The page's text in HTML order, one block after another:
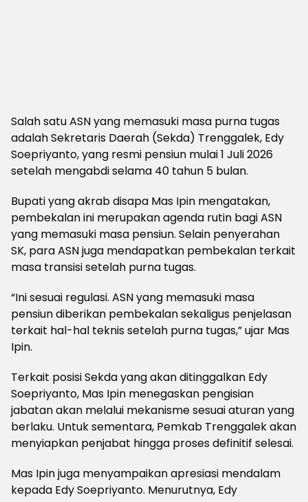
Salah satu ASN yang memasuki masa purna tugas
adalah Sekretaris Daerah (Sekda) Trenggalek, Edy
Soepriyanto, yang resmi pensiun mulai 1 Juli 2026
setelah mengabdi selama 40 tahun 5 bulan.
Bupati yang akrab disapa Mas Ipin mengatakan,
pembekalan ini merupakan agenda rutin bagi ASN
yang memasuki masa pensiun. Selain penyerahan
SK, para ASN juga mendapatkan pembekalan terkait
masa transisi setelah purna tugas.
“Ini sesuai regulasi. ASN yang memasuki masa
pensiun diberikan pembekalan sekaligus penjelasan
terkait hal-hal teknis setelah purna tugas,” ujar Mas
Ipin.
Terkait posisi Sekda yang akan ditinggalkan Edy
Soepriyanto, Mas Ipin menegaskan pengisian
jabatan akan melalui mekanisme sesuai aturan yang
berlaku. Untuk sementara, Pemkab Trenggalek akan
menyiapkan penjabat hingga proses definitif selesai.
Mas Ipin juga menyampaikan apresiasi mendalam
kepada Edy Soepriyanto. Menurutnya, Edy